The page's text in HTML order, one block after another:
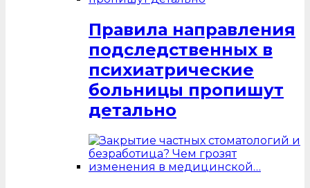
Правила направления
подследственных в
психиатрические
больницы пропишут
детально